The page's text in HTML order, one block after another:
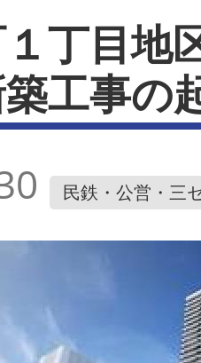
１丁目
工事の
民鉄・公営・三